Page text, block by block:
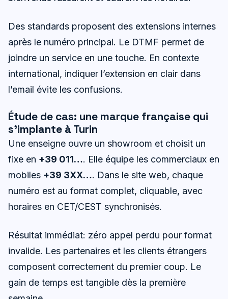
Des standards proposent des extensions internes
après le numéro principal. Le DTMF permet de
joindre un service en une touche. En contexte
international, indiquer l’extension en clair dans
l’email évite les confusions.
Étude de cas: une marque française qui
s’implante à Turin
Une enseigne ouvre un showroom et choisit un
fixe en +39 011…. Elle équipe les commerciaux en
mobiles +39 3XX…. Dans le site web, chaque
numéro est au format complet, cliquable, avec
horaires en CET/CEST synchronisés.
Résultat immédiat: zéro appel perdu pour format
invalide. Les partenaires et les clients étrangers
composent correctement du premier coup. Le
gain de temps est tangible dès la première